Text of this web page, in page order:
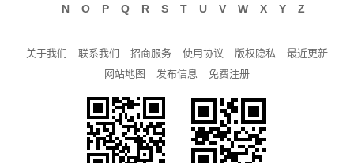
N
O P Q R S T U V W X Y Z
关于我们 联系我们 招商服务 使用协议 版权隐私
最近更新
网站地图
发布信息 免费注册